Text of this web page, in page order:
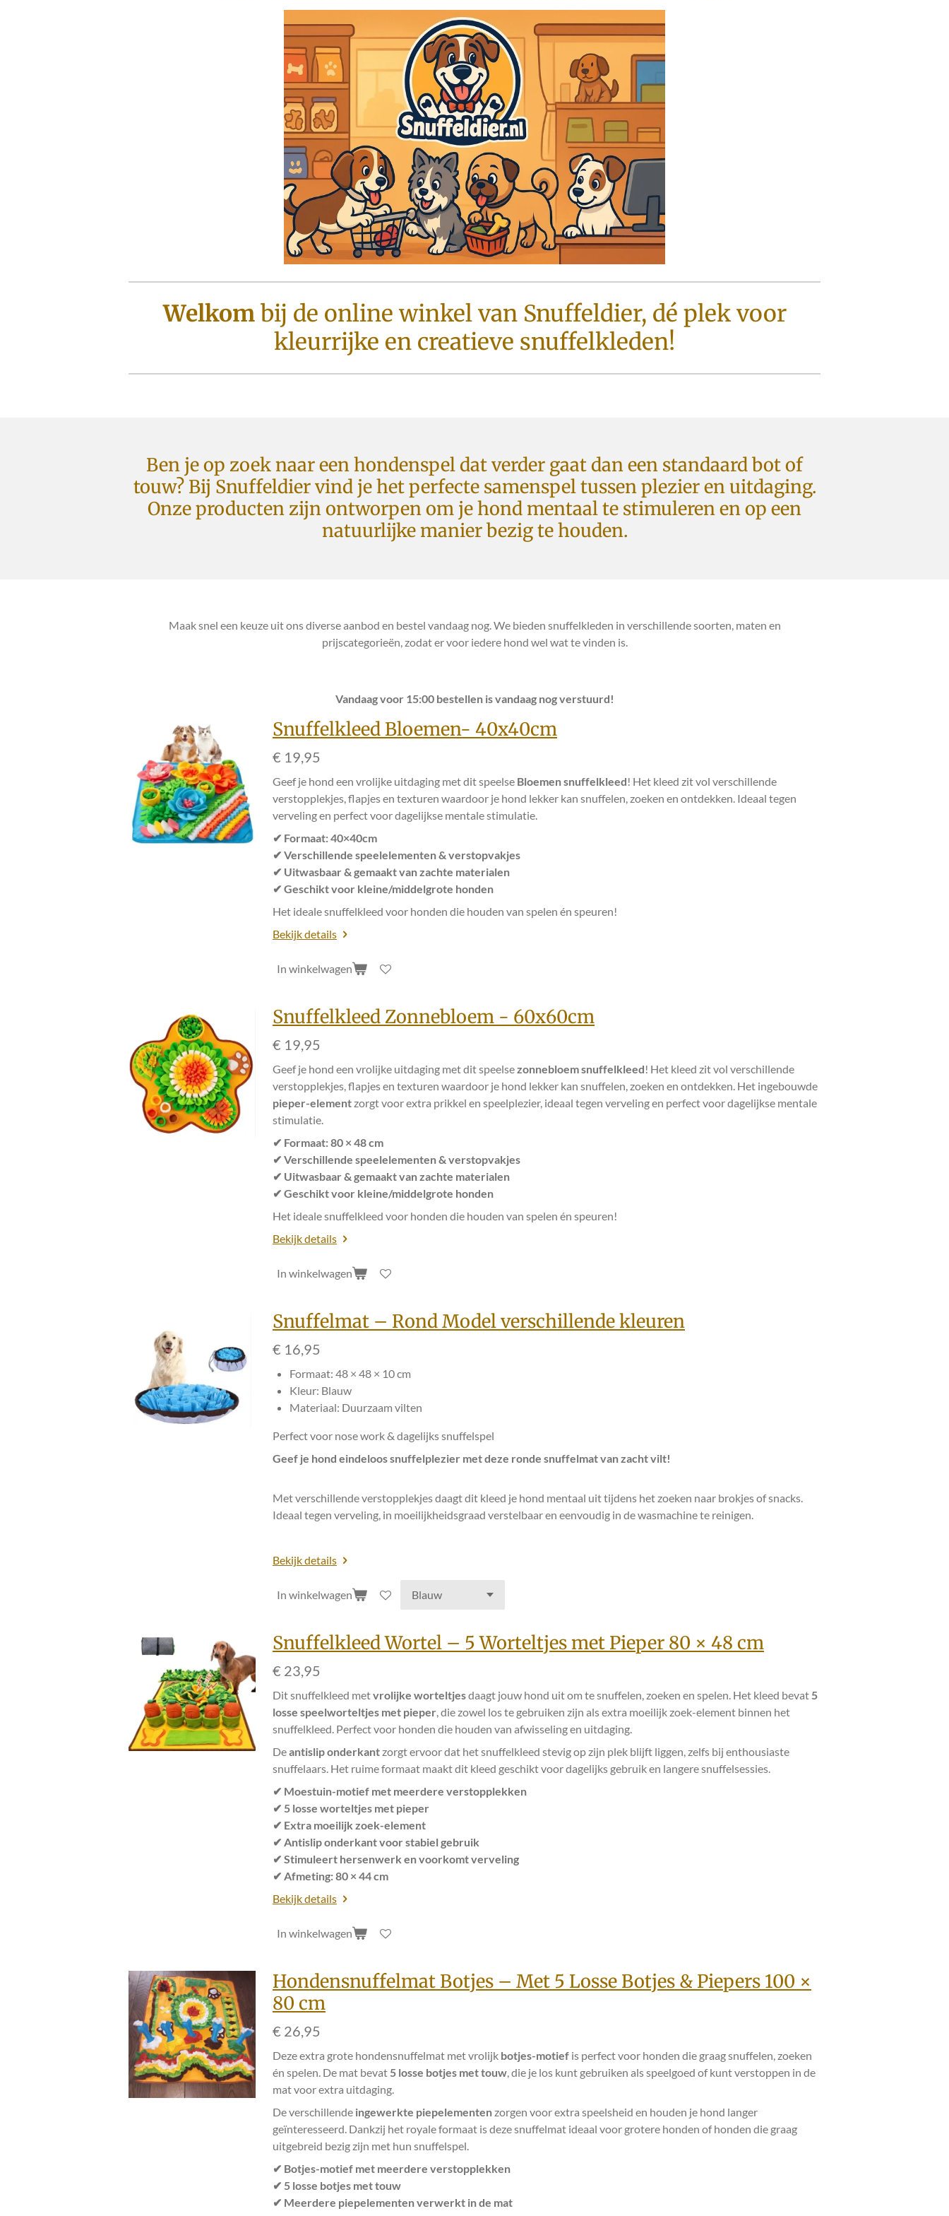
Welkombij de online winkel van Snuffeldier, dé plek voor
kleurrijke en creatieve snuffelkleden!
Ben je op zoek naar een hondenspel dat verder gaat dan een standaard bot of
touw? Bij Snuffeldier vind je het perfecte samenspel tussen plezier en uitdaging.
Onze producten zijn ontworpen om je hond mentaal te stimuleren en op een
natuurlijke manier bezig te houden.
Maak snel een keuze uit ons diverse aanbod en bestel vandaag nog. We bieden snuffelkleden in verschillende soorten, maten en
prijscategorieën, zodat er voor iedere hond wel wat te vinden is.
Vandaag voor 15:00 bestellen is vandaag nog verstuurd!
Snuffelkleed Bloemen- 40x40cm
€ 19,95
Geef je hond een vrolijke uitdaging met dit speelse Bloemen snuffelkleed! Het kleed zit vol verschillende
verstopplekjes, flapjes en texturen waardoor je hond lekker kan snuffelen, zoeken en ontdekken. Ideaal tegen
verveling en perfect voor dagelijkse mentale stimulatie.
✔ Formaat: 40×40cm
✔ Verschillende speelelementen & verstopvakjes
✔ Uitwasbaar & gemaakt van zachte materialen
✔ Geschikt voor kleine/middelgrote honden
Het ideale snuffelkleed voor honden die houden van spelen én speuren!
Bekijk details
In winkelwagen
Snuffelkleed Zonnebloem - 60x60cm
€ 19,95
Geef je hond een vrolijke uitdaging met dit speelsezonnebloem snuffelkleed! Het kleed zit vol verschillende
verstopplekjes, flapjes en texturen waardoor je hond lekker kan snuffelen, zoeken en ontdekken. Het ingebouwde
pieper-elementzorgt voor extra prikkel en speelplezier, ideaal tegen verveling en perfect voor dagelijkse mentale
stimulatie.
✔ Formaat: 80 × 48 cm
✔ Verschillende speelelementen & verstopvakjes
✔ Uitwasbaar & gemaakt van zachte materialen
✔ Geschikt voor kleine/middelgrote honden
Het ideale snuffelkleed voor honden die houden van spelen én speuren!
Bekijk details
In winkelwagen
Snuffelmat – Rond Model verschillende kleuren
€ 16,95
Formaat: 48 × 48 × 10 cm
Kleur: Blauw
Materiaal: Duurzaam vilten
Perfect voor nose work & dagelijks snuffelspel
Geef je hond eindeloos snuffelplezier met deze ronde snuffelmat van zacht vilt!
Met verschillende verstopplekjes daagt dit kleed je hond mentaal uit tijdens het zoeken naar brokjes of snacks.
Ideaal tegen verveling, in moeilijkheidsgraad verstelbaar en eenvoudig in de wasmachine te reinigen.
Bekijk details
In winkelwagen
Snuffelkleed Wortel – 5 Worteltjes met Pieper 80 × 48 cm
€ 23,95
Dit snuffelkleed metvrolijke worteltjesdaagt jouw hond uit om te snuffelen, zoeken en spelen. Het kleed bevat 5
losse speelworteltjes met pieper, die zowel los te gebruiken zijn als extra moeilijk zoek-element binnen het
snuffelkleed. Perfect voor honden die houden van afwisseling en uitdaging.
Deantislip onderkantzorgt ervoor dat het snuffelkleed stevig op zijn plek blijft liggen, zelfs bij enthousiaste
snuffelaars. Het ruime formaat maakt dit kleed geschikt voor dagelijks gebruik en langere snuffelsessies.
✔ Moestuin-motief met meerdere verstopplekken
✔ 5 losse worteltjes met pieper
✔ Extra moeilijk zoek-element
✔ Antislip onderkant voor stabiel gebruik
✔ Stimuleert hersenwerk en voorkomt verveling
✔ Afmeting: 80 × 44 cm
Bekijk details
In winkelwagen
Hondensnuffelmat Botjes – Met 5 Losse Botjes & Piepers 100 ×
80 cm
€ 26,95
Deze extra grote hondensnuffelmat met vrolijk botjes-motief is perfect voor honden die graag snuffelen, zoeken
én spelen. De mat bevat 5 losse botjes met touw, die je los kunt gebruiken als speelgoed of kunt verstoppen in de
mat voor extra uitdaging.
De verschillende ingewerkte piepelementenzorgen voor extra speelsheid en houden je hond langer
geïnteresseerd. Dankzij het royale formaat is deze snuffelmat ideaal voor grotere honden of honden die graag
uitgebreid bezig zijn met hun snuffelspel.
✔ Botjes-motief met meerdere verstopplekken
✔ 5 losse botjes met touw
✔ Meerdere piepelementen verwerkt in de mat